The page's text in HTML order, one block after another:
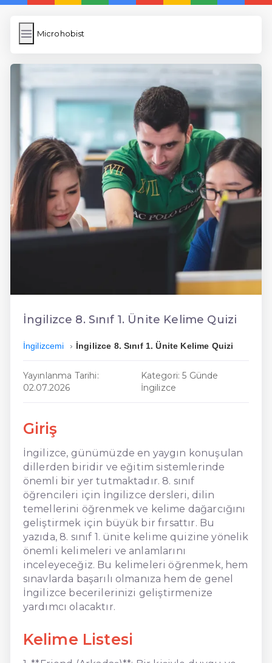
Microhobist
Microhobist
Bilder Hochladen
Wordpress Cache
Anasayfa
5 Günde İngilizce
İngilizce
Dil Eğitimi
En Hızlı İngilizce
En Uygun İngilizce
Hızlı İngilizce
İngilizce 8. Sınıf 1. Ünite Kelime Quizi
İngilizcemi İngilizce 8. Sınıf 1. Ünite Kelime Quizi
Yayınlanma Tarihi:
02.07.2026
Kategori: 5 Günde
İngilizce
Giriş
İngilizce, günümüzde en yaygın konuşulan
dillerden biridir ve eğitim sistemlerinde
önemli bir yer tutmaktadır. 8. sınıf
öğrencileri için İngilizce dersleri, dilin
temellerini öğrenmek ve kelime dağarcığını
geliştirmek için büyük bir fırsattır. Bu
yazıda, 8. sınıf 1. ünite kelime quizine yönelik
önemli kelimeleri ve anlamlarını
inceleyeceğiz. Bu kelimeleri öğrenmek, hem
sınavlarda başarılı olmanıza hem de genel
İngilizce becerilerinizi geliştirmenize
yardımcı olacaktır.
Kelime Listesi